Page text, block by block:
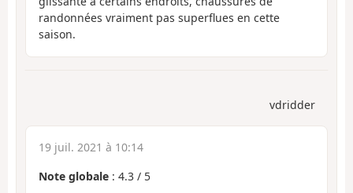
randonnées vraiment pas superflues en cette
saison.
vdridder
19 juil. 2021 à 10:14
Note globale : 4.3 / 5